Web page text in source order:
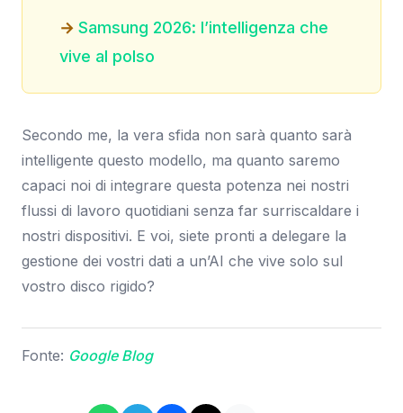
Samsung 2026: l’intelligenza che
vive al polso
Secondo me, la vera sfida non sarà quanto sarà
intelligente questo modello, ma quanto saremo
capaci noi di integrare questa potenza nei nostri
flussi di lavoro quotidiani senza far surriscaldare i
nostri dispositivi. E voi, siete pronti a delegare la
gestione dei vostri dati a un’AI che vive solo sul
vostro disco rigido?
Fonte: Google Blog